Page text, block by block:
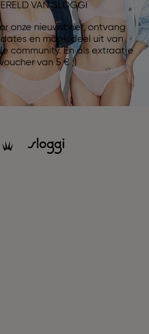
VAN SLOGGI
onze nieuwsbrief, ontvang
en maak deel uit van
community. En als extraatje
van 5 € ;)